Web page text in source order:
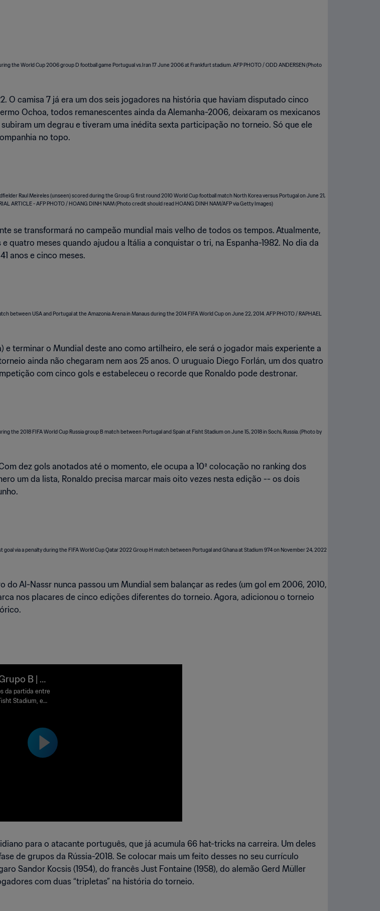
O camisa 7 já era um dos seis jogadores na história que haviam disputado cinco
Ochoa, todos remanescentes ainda da Alemanha-2006, deixaram os mexicanos
um degrau e tiveram uma inédita sexta participação no torneio. Só que ele
no topo.
se transformará no campeão mundial mais velho de todos os tempos. Atualmente,
quatro meses quando ajudou a Itália a conquistar o tri, na Espanha-1982. No dia da
anos e cinco meses.
e terminar o Mundial deste ano como artilheiro, ele será o jogador mais experiente a
ainda não chegaram nem aos 25 anos. O uruguaio Diego Forlán, um dos quatro
com cinco gols e estabeleceu o recorde que Ronaldo pode destronar.
dez gols anotados até o momento, ele ocupa a 10ª colocação no ranking dos
um da lista, Ronaldo precisa marcar mais oito vezes nesta edição -- os dois
Al-Nassr nunca passou um Mundial sem balançar as redes (um gol em 2006, 2010,
nos placares de cinco edições diferentes do torneio. Agora, adicionou o torneio
B | C
2018, na R
da partida entre
Stadium, em
para o atacante português, que já acumula 66 hat-tricks na carreira. Um deles
de grupos da Rússia-2018. Se colocar mais um feito desses no seu currículo
Sandor Kocsis (1954), do francês Just Fontaine (1958), do alemão Gerd Müller
com duas “tripletas” na história do torneio.